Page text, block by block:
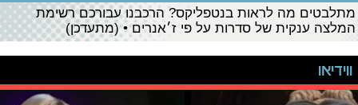
מתלבטים מה לראות בנטפליקס? הרכבנו עבורכם רשימת
המלצה ענקית של סדרות על פי ז׳אנרים • (מתעדכן)
ווידיאו